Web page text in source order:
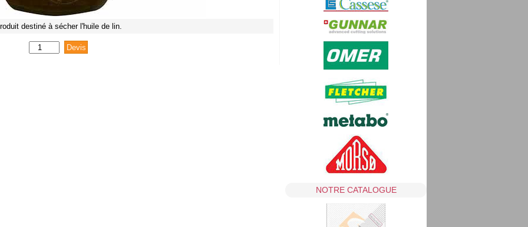
destiné à sécher l'huile de lin.
NOTRE CATALOGUE